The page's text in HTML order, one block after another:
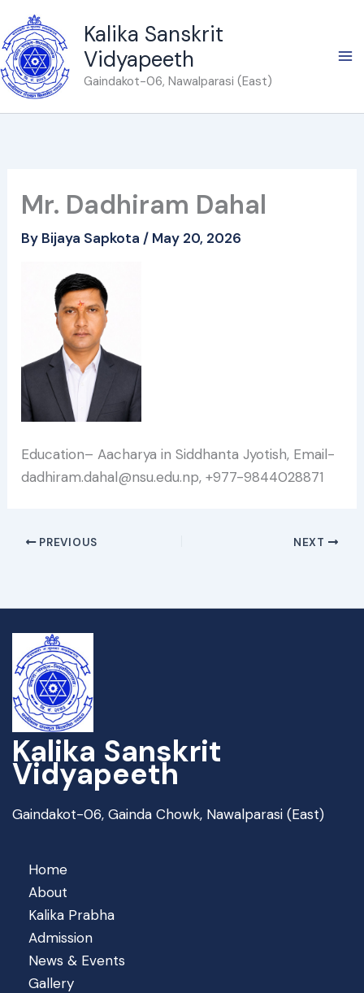
to
content
Kalika Sanskrit
Vidyapeeth
Gaindakot-06, Nawalparasi (East)
Mr. Dadhiram Dahal
By Bijaya Sapkota / May 20, 2026
Education– Aacharya in Siddhanta Jyotish, Email-
dadhiram.dahal@nsu.edu.np, +977-9844028871
PREVIOUS NEXT
Kalika Sanskrit
Vidyapeeth
Gaindakot-06, Gainda Chowk, Nawalparasi (East)
Home
About
Kalika Prabha
Admission
News & Events
Gallery